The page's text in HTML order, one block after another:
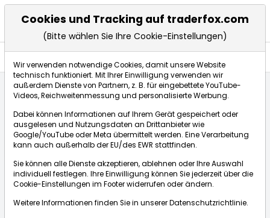
Börse:
Ltd.
Cookies und Tracking auf traderfox.com
(Bitte wählen Sie Ihre Cookie-Einstellungen)
Wir verwenden notwendige Cookies, damit unsere Website
technisch funktioniert. Mit Ihrer Einwilligung verwenden wir
außerdem Dienste von Partnern, z. B. für eingebettete YouTube-
Videos, Reichweitenmessung und personalisierte Werbung.
Dabei können Informationen auf Ihrem Gerät gespeichert oder
ausgelesen und Nutzungsdaten an Drittanbieter wie
Google/YouTube oder Meta übermittelt werden. Eine Verarbeitung
kann auch außerhalb der EU/des EWR stattfinden.
Sie können alle Dienste akzeptieren, ablehnen oder Ihre Auswahl
individuell festlegen. Ihre Einwilligung können Sie jederzeit über die
Cookie-Einstellungen im Footer widerrufen oder ändern.
Weitere Informationen finden Sie in unsererDatenschutzrichtlinie.